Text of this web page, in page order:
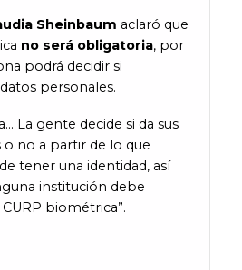
Sheinbaum aclaró que
no será obligatoria, por
podrá decidir si
personales.
La gente decide si da sus
o no a partir de lo que
tener una identidad, así
institución debe
biométrica”.